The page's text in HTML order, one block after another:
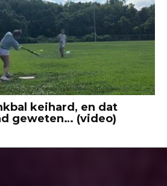
keihard, en dat
geweten… (video)